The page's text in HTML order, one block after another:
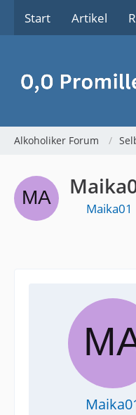
Start Artikel
Alkoholiker Forum
Maika01